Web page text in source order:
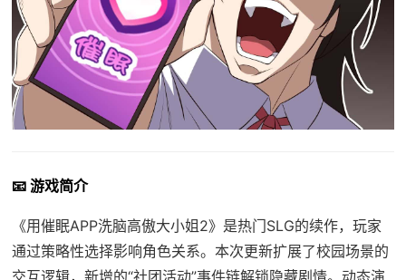
📧 游戏简介
《用催眠APP洗脑高傲大小姐2》是热门SLG的续作，玩家
通过策略性选择影响角色关系。本次更新扩展了校园场景的